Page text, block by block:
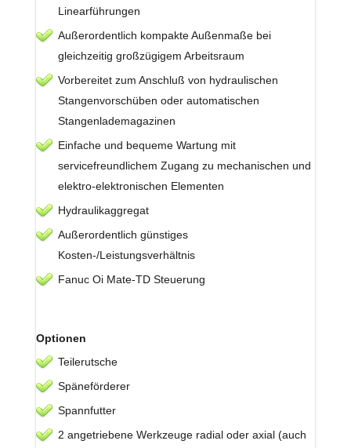
Linearführungen
Außerordentlich kompakte Außenmaße bei
gleichzeitig großzügigem Arbeitsraum
Vorbereitet zum Anschluß von hydraulischen
Stangenvorschüben oder automatischen
Stangenlademagazinen
Einfache und bequeme Wartung mit
servicefreundlichem Zugang zu mechanischen und
elektro-elektronischen Elementen
Hydraulikaggregat
Außerordentlich günstiges
Kosten-/Leistungsverhältnis
Fanuc Oi Mate-TD Steuerung
Optionen
Teilerutsche
Späneförderer
Spannfutter
2 angetriebene Werkzeuge radial oder axial (auch